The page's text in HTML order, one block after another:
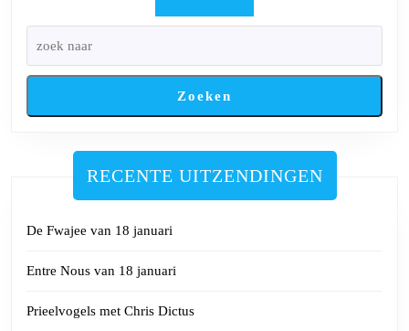
Zoeken
RECENTE UITZENDINGEN
De Fwajee van 18 januari
Entre Nous van 18 januari
Prieelvogels met Chris Dictus